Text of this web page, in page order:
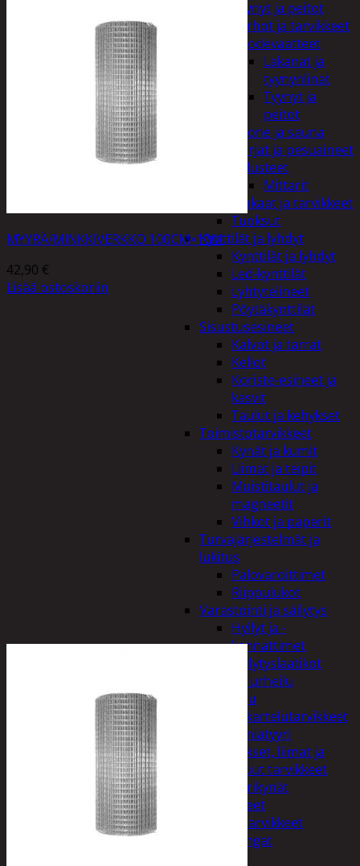
Tyynyt ja peitot
Verhot ja tarvikkeet
Vuodevaatteet
Lakanat ja
tyynynlinat
Tyynyt ja
peitot
Kylpyhuone ja sauna
Harjat ja pesuaineet
Kalusteet
Mittarit
Kiukaat ja tarvikkeet
Tuoksut
Kynttilät ja lyhdyt
Kynttilät ja lyhdyt
Led-kynttilät
Lyhtytelineet
Pöytäkynttilät
Sisustusesineet
Kalvot ja tarrat
Kellot
Koriste-esineet ja
kasvit
Taulut ja kehykset
Toimistotarvikkeet
Kynät ja kumit
Liimat ja teipit
Muistitaulut ja
magneetit
Vihkot ja paperit
Turvajärjestelmät ja
lukitus
Palovaroittimet
Riippulukot
Varastointi ja säilytys
Hyllyt ja -
kannattimet
Säilytyslaatikot
Vapaa-aika ja urheilu
Askartelu
Askartelutarvikkeet
Miniatyyri
Sakset, liimat ja
muut tarvikkeet
Värikynät
Harrasteet
Käsityötarvikkeet
Langat
MYYRÄ/MINKKIVERKKO 100CM×10M
42,90 €
Lisää ostoskoriin